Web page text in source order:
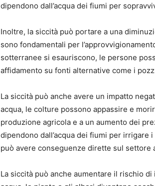
dipendono dall’acqua dei fiumi per
Inoltre, la siccità può portare a una
sono fondamentali per
sotterranee si esauriscono, le persone
affidamento su fonti alternative come i
La siccità può anche avere un impatto
acqua, le colture possono appassire e
produzione agricola e a un aumento dei
dipendono dall’acqua dei fiumi per
può avere conseguenze dirette sul settore
La siccità può anche aumentare il rischio